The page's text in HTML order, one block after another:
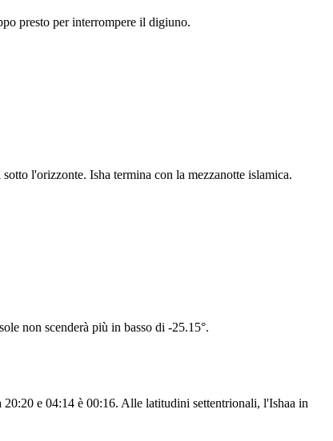
presto per interrompere il digiuno.
l'orizzonte. Isha termina con la mezzanotte islamica.
non scenderà più in basso di -25.15°.
e 04:14 è 00:16. Alle latitudini settentrionali, l'Ishaa in